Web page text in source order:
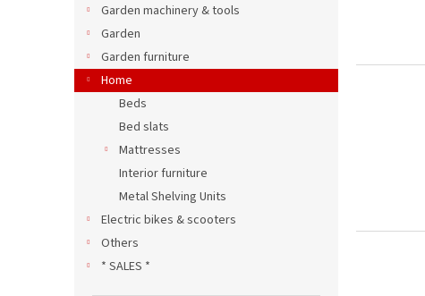
Garden machinery & tools
Garden
Garden furniture
Home
Beds
Bed slats
Mattresses
Interior furniture
Metal Shelving Units
Electric bikes & scooters
Others
* SALES *